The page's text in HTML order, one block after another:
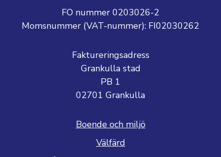
FO nummer 0203026-2
Momsnummer (VAT-nummer): FI02030262
Faktureringsadress
Grankulla stad
PB 1
02701 Grankulla
Boende och miljö
Välfärd